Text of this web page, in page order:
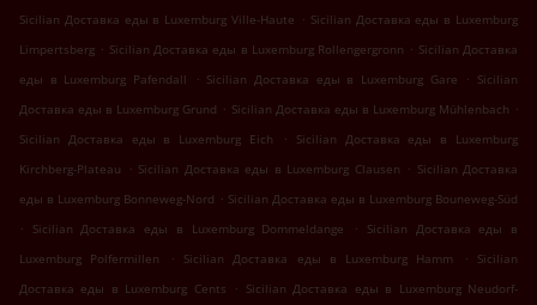
Sicilian Доставка еды в Luxemburg Ville-Haute . Sicilian Доставка еды в Luxemburg
Limpertsberg . Sicilian Доставка еды в Luxemburg Rollengergronn . Sicilian Доставка
еды в Luxemburg Pafendall
. Sicilian Доставка еды в Luxemburg Gare . Sicilian
Доставка еды в Luxemburg Grund . Sicilian Доставка еды в Luxemburg Mühlenbach .
Sicilian Доставка еды в Luxemburg Eich
.
Sicilian Доставка еды в Luxemburg
Kirchberg-Plateau
. Sicilian Доставка еды в Luxemburg Clausen . Sicilian Доставка
еды в Luxemburg Bonneweg-Nord . Sicilian Доставка еды в Luxemburg Bouneweg-Süd
.
Sicilian Доставка еды в Luxemburg Dommeldange .
Sicilian Доставка еды в
Luxemburg Polfermillen
. Sicilian Доставка еды в Luxemburg Hamm .
Sicilian
Доставка еды в Luxemburg Cents
. Sicilian Доставка еды в Luxemburg Neudorf-